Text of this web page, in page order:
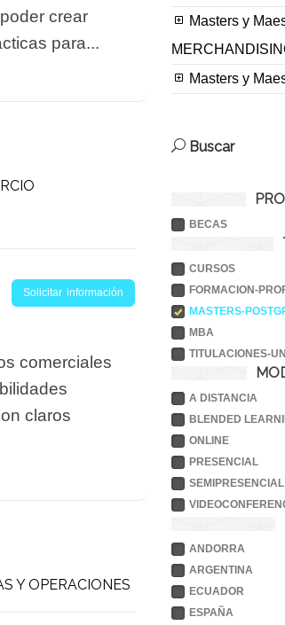
crear
para...
Solicitar información
comerciales
claros
Y OPERACIONES
Masters y
Masters y
Buscar
BECAS
CURSOS
FORMACION-
MASTERS-
MBA
TITULACIONES-
A DISTANCIA
BLENDED
ONLINE
PRESENCIAL
SEMIPRESENCIAL
ANDORRA
ARGENTINA
ECUADOR
ESPAÑA